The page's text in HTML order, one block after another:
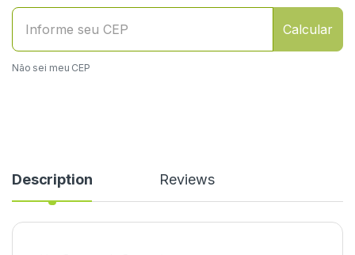
Calcular
Não sei meu CEP
Description Reviews